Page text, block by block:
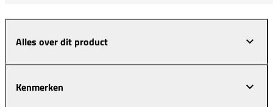
Alles over dit product
Kenmerken